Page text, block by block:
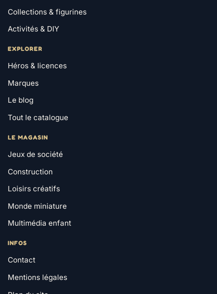
Collections & figurines
Activités & DIY
EXPLORER
Héros & licences
Marques
Le blog
Tout le catalogue
LE MAGASIN
Jeux de société
Construction
Loisirs créatifs
Monde miniature
Multimédia enfant
INFOS
Contact
Mentions légales